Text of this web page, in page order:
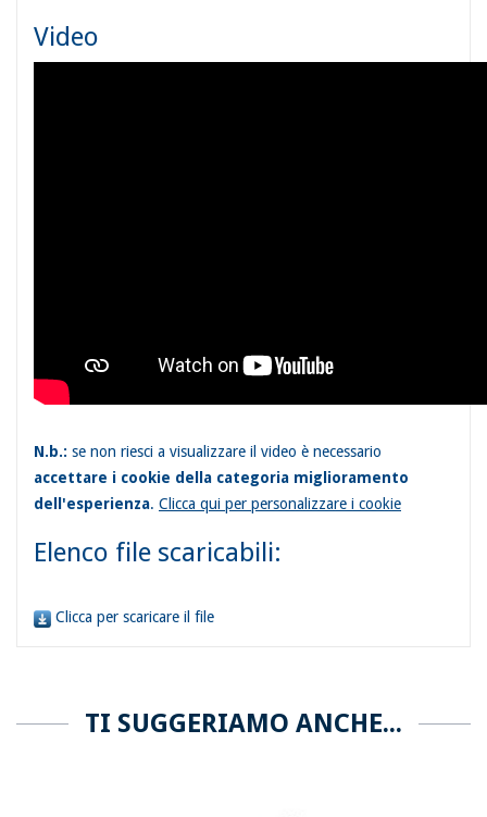
Video
N.b.: se non riesci a visualizzare il video è necessario
accettare i cookie della categoria miglioramento
dell'esperienza. Clicca qui per personalizzare i cookie
Elenco file scaricabili:
Clicca per scaricare il file
TI SUGGERIAMO ANCHE...